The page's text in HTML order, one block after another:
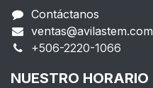
Contáctanos
ventas@avilastem.com
+506-2220-1066​
NUESTRO HORARIO